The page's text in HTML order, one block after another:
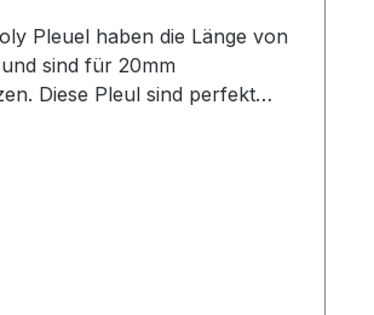
Pleuel haben die Länge von
sind für 20mm
Diese Pleul sind perfekt